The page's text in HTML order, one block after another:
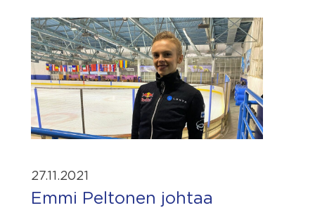
27.11.2021
Emmi Peltonen johtaa